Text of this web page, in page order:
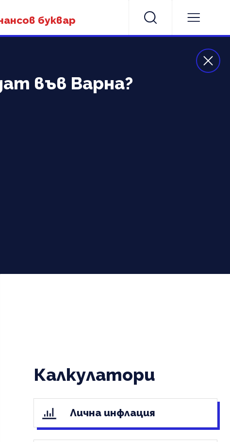
буквар
във Варна?
Калкулатори
Лична инфлация